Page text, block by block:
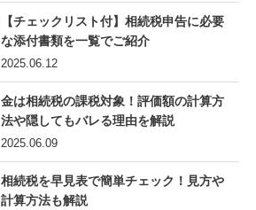
2025.06.12
【チェックリスト付】相続税申告に必要
な添付書類を一覧でご紹介
2025.06.09
金は相続税の課税対象！評価額の計算方
法や隠してもバレる理由を解説
相続税を早見表で簡単チェック！見方や
計算方法も解説